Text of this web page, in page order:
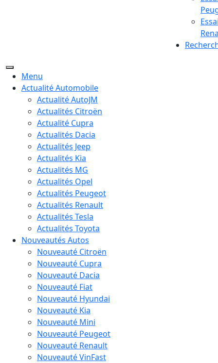
Menu
Actualité Automobile
Actualité AutoJM
Actualités Citroën
Actualité Cupra
Actualités Dacia
Actualités Jeep
Actualités Kia
Actualités MG
Actualités Opel
Actualités Peugeot
Actualités Renault
Actualités Tesla
Actualités Toyota
Nouveautés Autos
Nouveauté Citroën
Nouveauté Cupra
Nouveauté Dacia
Nouveauté Fiat
Nouveauté Hyundai
Nouveauté Kia
Nouveauté Mini
Nouveauté Peugeot
Nouveauté Renault
Nouveauté VinFast